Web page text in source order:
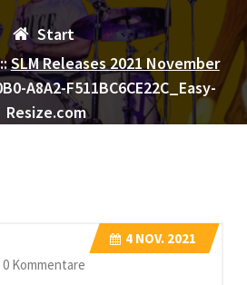
Start
SLM Releases 2021 November
A8A2-F511BC6CE22C_Easy-
Resize.com
4 NOV. 2021
0 Kommentare